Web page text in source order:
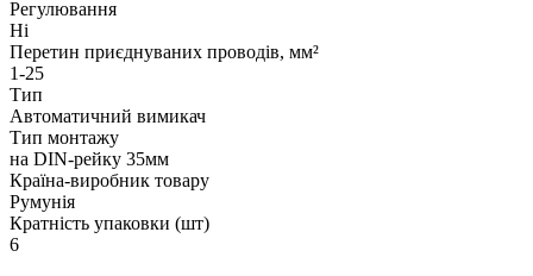
Регулювання
Ні
Перетин приєднуваних проводів, мм²
1-25
Тип
Автоматичний вимикач
Тип монтажу
на DIN-рейку 35мм
Країна-виробник товару
Румунія
Кратність упаковки (шт)
6